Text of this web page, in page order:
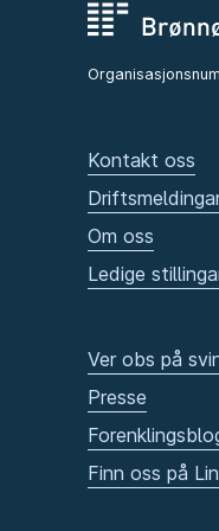
Kontakt oss
Om oss
Ledige
Ver obs på
Presse
Finn oss på